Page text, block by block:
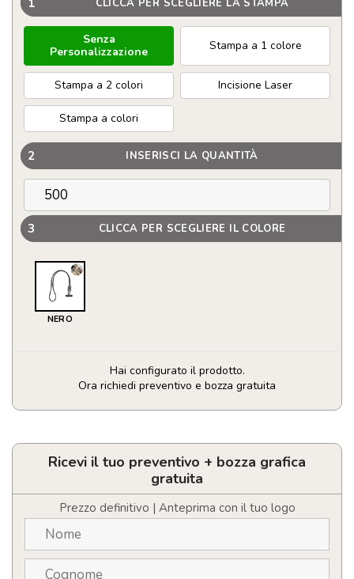
CLICCA PER SCEGLIERE LA STAMPA
Senza
Personalizzazione
Stampa a 1 colore
Stampa a 2 colori Incisione Laser
Stampa a colori
2 INSERISCI LA QUANTITÀ
3 CLICCA PER SCEGLIERE IL COLORE
NERO
Hai configurato il prodotto.
Ora richiedi preventivo e bozza gratuita
Cavo
ricarica
personalizzabile
60W
quantità
Ricevi il tuo preventivo + bozza grafica
gratuita
Prezzo definitivo | Anteprima con il tuo logo